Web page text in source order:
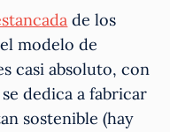
de los
modelo de
casi absoluto, con
dedica a fabricar
sostenible (hay